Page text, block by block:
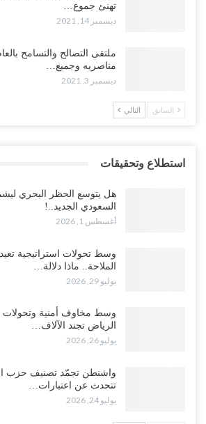
تهنئ جموع…
ديسمبر 14, 2021
ملتقى التصالح والتسامح
مناصريه وجميع…
ديسمبر 3, 2021
السابق التالي
استطلاع وتحقيقات
هل يتوسع الحظر البحري
السعودي الجديد..!
أغسطس 1, 2026
وسط تحولات استراتيجية
الملاحة.. ماذا دلالة…
يوليو 29, 2026
وسط مخاوف أمنية وتحولات
الرياض تجند الآلاف…
يوليو 26, 2026
واشنطن تجمّد تصنيف حزب
تتحدث عن اعتبارات…
يوليو 24, 2026